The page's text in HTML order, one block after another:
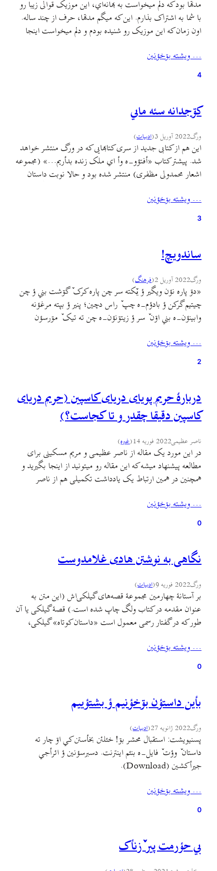
مدتها بود که دلم میخواست به بهانه‌اي، این موزیک قوالی زیبا رو
با شما به اشتراک بذارم. این که میگم مدتها، حرف از چند ساله.
اون زمان که این موزیک رو شنیده بودم و دلم میخواست اینجا
عصیان آغاز نشده…
… ويشته بۊخؤنين
4
کۊجدانه سئه ماىي
ورگ2022 آوریل 3 (ادبيات)
این هم از کتابی جدید از سری کتابهایی که در ورگ منتشر خواهد
شد. پیشتر کتاب «أفتؤو-ه وأ اي ملک زنده بدأريم…» (مجموعه
اشعار محمدولی مظفری) منتشر شده بود و حالا نوبت داستان
ترجمهٔ گیلکی و تصویرسازی جدیده. این کتاب هم مثل قبلی
کتاب الکترونیکه…
… ويشته بۊخؤنين
3
ساندويچ!
ورگ2022 آوریل 2 (فرهنگ)
«دۊ پاره نؤن ويگير ؤ یٚکته سر چن پاره کرک ٚ گۊشت بني ؤ چن
چيتيم گرکن ؤ بادؤم-ه چپ ٚ راس دچين؛ پنير ؤ بپته مرغؤنه
وابينؤن-ه بني اۊن ٚ سر ؤ زيتۊنؤن-ه چن ته تيک ٚ مۊرسؤن
بکۊنه، بأزۊن اؤکته نؤن…
… ويشته بۊخؤنين
2
دربارهٔ حریم پویای دریای کاسپین (حریم دریای
کاسپین دقیقا چقدر و تا کجاست؟)
ناصر عظیمی2022 فوریه 14 (غىره)
در این مورد یک مقاله از ناصر عظیمی و مریم مسکینی برای
مطالعه پیشنهاد میشه که این مقاله رو میتونید از اینجا بگیرید و
همچنین در همین ارتباط یک یادداشت تکمیلی هم از ناصر
در مورد حریم دریای کاسپین مسائل مهمی رو مطرح کرده.…
… ويشته بۊخؤنين
0
نگاهی به نوشتن هادی غلامدوست
ورگ2022 فوریه 9 (ادبيات)
بر آستانهٔ چهارمین مجموعهٔ قصه‌های گیلکی‌اش (این متن به
عنوان مقدمه در کتاب ولگ چاپ شده است.) قصهٔ گیلکی یا آن
طور که در گفتار رسمی معمول است «داستان کوتاه» گیلکی،
بلوغش در ارتباطی تنگاتنگ با آن چه در دههٔ هفتاد در…
… ويشته بۊخؤنين
0
بأین داستؤن بۊخؤنیم ؤ بشتؤییم
ورگ2022 ژانویه 27 (ادبيات)
پسنیویشت: استقبال محشر بۊ! خئلئن بخأستن کي اۊ چار ته
داستان ٚ وؤت ٚ فایل-ه بنئم اینترنت. دسبرسؤنین ؤ ائرأجي
جیرأکشین (Download).
… ويشته بۊخؤنين
0
بي حؤرمت پیر ٚزنأک